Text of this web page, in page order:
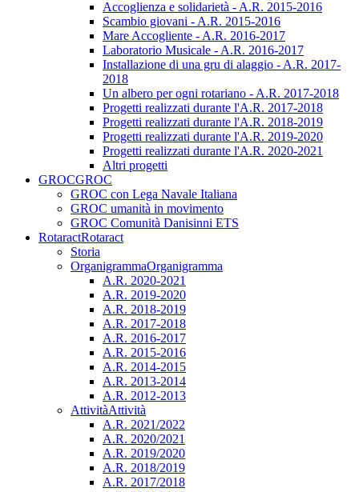
Accoglienza e solidarietà - A.R. 2015-2016
Scambio giovani - A.R. 2015-2016
Mare Accogliente - A.R. 2016-2017
Laboratorio Musicale - A.R. 2016-2017
Installazione di una gru di alaggio - A.R. 2017-
2018
Un albero per ogni rotariano - A.R. 2017-2018
Progetti realizzati durante l'A.R. 2017-2018
Progetti realizzati durante l'A.R. 2018-2019
Progetti realizzati durante l'A.R. 2019-2020
Progetti realizzati durante l'A.R. 2020-2021
Altri progetti
GROCGROC
GROC con Lega Navale Italiana
GROC umanità in movimento
GROC Comunità Danisinni ETS
RotaractRotaract
Storia
OrganigrammaOrganigramma
A.R. 2020-2021
A.R. 2019-2020
A.R. 2018-2019
A.R. 2017-2018
A.R. 2016-2017
A.R. 2015-2016
A.R. 2014-2015
A.R. 2013-2014
A.R. 2012-2013
AttivitàAttività
A.R. 2021/2022
A.R. 2020/2021
A.R. 2019/2020
A.R. 2018/2019
A.R. 2017/2018